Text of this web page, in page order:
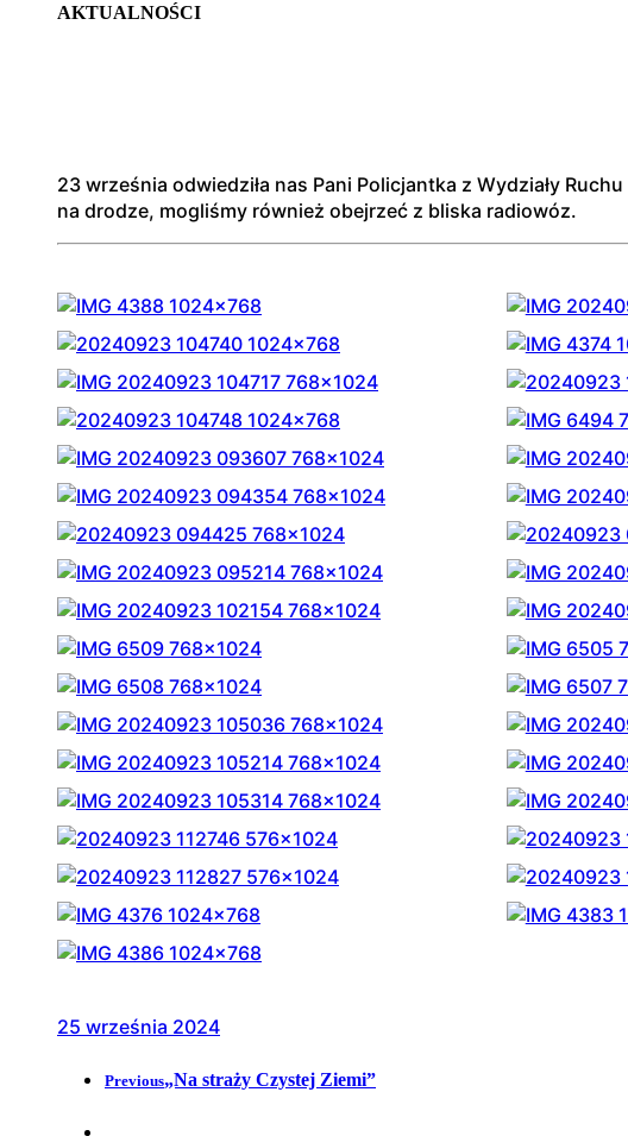
AKTUALNOŚCI
23 września odwiedziła nas Pani Policjantka z Wydziały Ruchu
na drodze, mogliśmy również obejrzeć z bliska radiowóz.
25 września 2024
Previous„Na straży Czystej Ziemi”